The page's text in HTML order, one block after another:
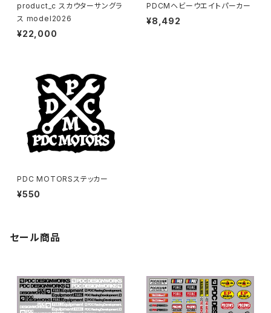
product_c スカウターサングラ
ス model2026
¥22,000
PDCMヘビーウエイトパーカー
¥8,492
PDC MOTORSステッカー
¥550
セール商品